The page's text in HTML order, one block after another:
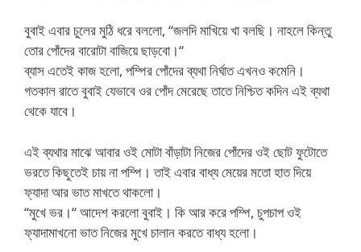
বুবাই এবার চুলের মুঠি ধরে বললো, “জলদি মাখিয়ে খা বলছি। নাহলে কিন্তু
তোর পোঁদের বারোটা বাজিয়ে ছাড়বো।“
ব্যাস এতেই কাজ হলো, পম্পির পোঁদের ব্যথা নির্ঘাত এখনও কমেনি।
গতকাল রাতে বুবাই যেভাবে ওর পোঁদ মেরেছে তাতে নিশ্চিত কদিন এই ব্যথা
থেকে যাবে।
এই ব্যথার মাঝে আবার ওই মোটা বাঁড়াটা নিজের পোঁদের ওই ছোট ফুটোতে
ভরতে কিছুতেই চায় না পম্পি। তাই এবার বাধ্য মেয়ের মতো হাত দিয়ে
ফ্যাদা আর ভাত মাখতে থাকলো।
“মুখে ভর।“ আদেশ করলো বুবাই। কি আর করে পম্পি, চুপচাপ ওই
ফ্যাদামাখনো ভাত নিজের মুখে চালান করতে বাধ্য হলো।